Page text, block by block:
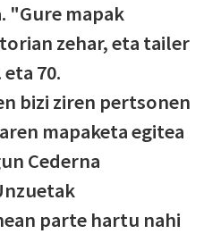
"Gure mapak
zehar, eta tailer
70.
bizi ziren pertsonen
mapaketa egitea
Cederna
parte hartu nahi